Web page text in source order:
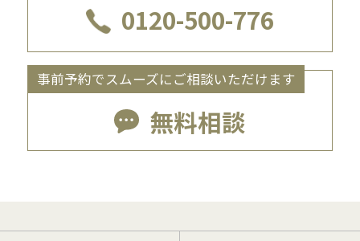
0120-500-776
事前予約でスムーズにご相談いただけます
無料相談